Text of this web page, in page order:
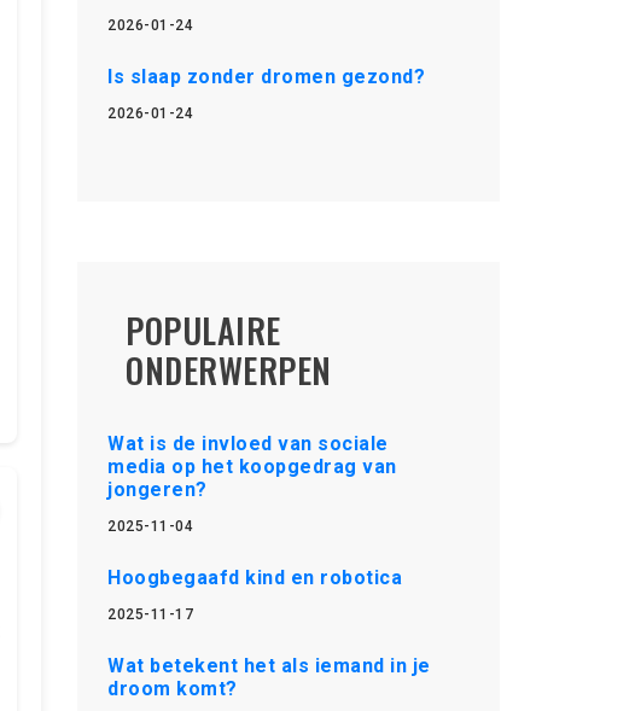
2026-01-24
Is slaap zonder dromen gezond?
2026-01-24
POPULAIRE
ONDERWERPEN
Wat is de invloed van sociale
media op het koopgedrag van
jongeren?
2025-11-04
Hoogbegaafd kind en robotica
2025-11-17
Wat betekent het als iemand in je
droom komt?